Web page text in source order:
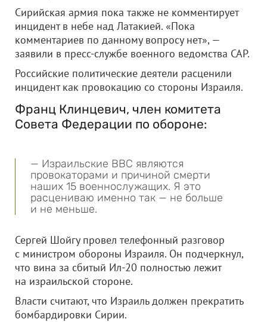
Сирийская армия пока также не комментирует
инцидент в небе над Латакией. «Пока
комментариев по данному вопросу нет», —
заявили в пресс-службе военного ведомства САР.
Российские политические деятели расценили
инцидент как провокацию со стороны Израиля.
Франц Клинцевич, член комитета
Совета Федерации по обороне:
— Израильские ВВС являются
провокаторами и причиной смерти
наших 15 военнослужащих. Я это
расцениваю именно так — не больше
и не меньше.
Сергей Шойгу провел телефонный разговор
с министром обороны Израиля. Он подчеркнул,
что вина за сбитый Ил-20 полностью лежит
на израильской стороне.
Власти считают, что Израиль должен прекратить
бомбардировки Сирии.